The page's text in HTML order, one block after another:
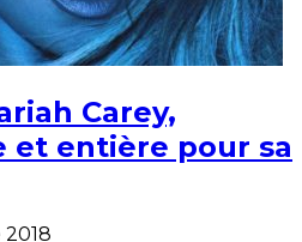
Carey,
et entière pour sa